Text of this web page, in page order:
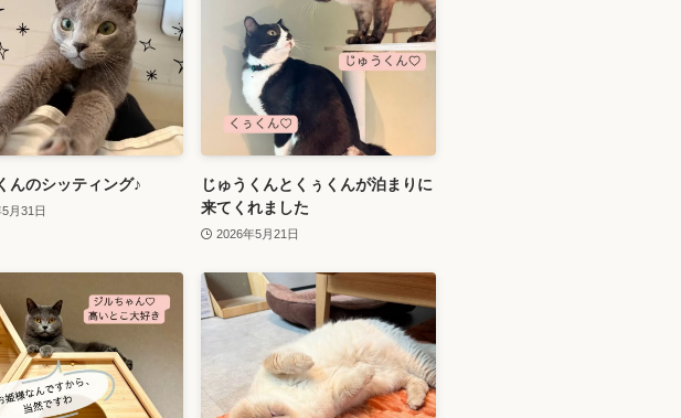
んのシッティング♪
月31日
じゅうくんとくぅくんが泊まりに
来てくれました
2026年5月21日